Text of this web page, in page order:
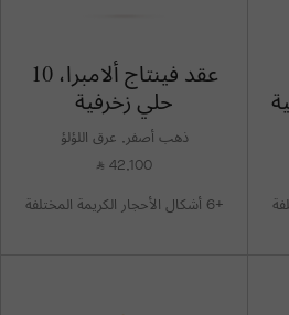
عقد فينتاج ألامبرا، 10
حلي زخرفية
ذهب أصفر, عرق اللؤلؤ
42,100
⃁
+6 أشكال الأحجار الكريمة المختلفة